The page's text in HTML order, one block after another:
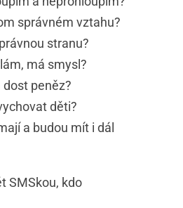
správném vztahu?
stranu?
má smysl?
peněz?
děti?
a budou mít i dál
SMSkou, kdo